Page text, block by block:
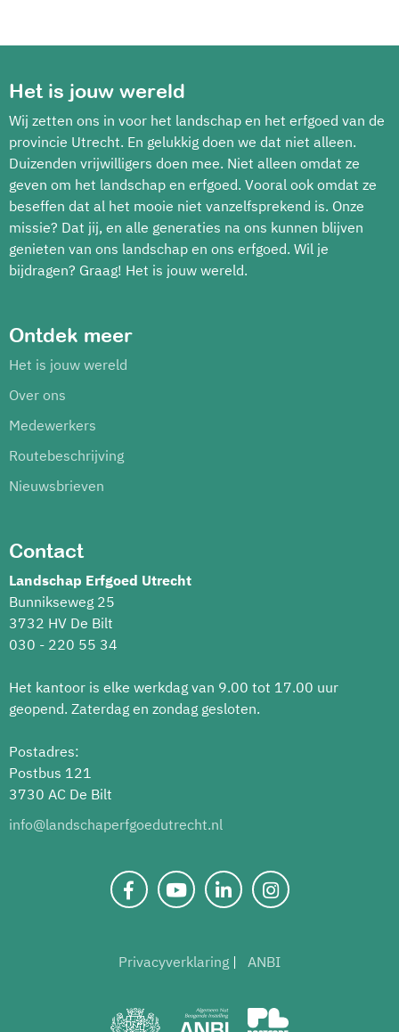
Het is jouw wereld
Wij zetten ons in voor het landschap en het erfgoed van de
provincie Utrecht. En gelukkig doen we dat niet alleen.
Duizenden vrijwilligers doen mee. Niet alleen omdat ze
geven om het landschap en erfgoed. Vooral ook omdat ze
beseffen dat al het mooie niet vanzelfsprekend is. Onze
missie? Dat jij, en alle generaties na ons kunnen blijven
genieten van ons landschap en ons erfgoed. Wil je
bijdragen? Graag! Het is jouw wereld.
Ontdek meer
Het is jouw wereld
Over ons
Medewerkers
Routebeschrijving
Nieuwsbrieven
Contact
Landschap Erfgoed Utrecht
Bunnikseweg 25
3732 HV De Bilt
030 - 220 55 34
Het kantoor is elke werkdag van 9.00 tot 17.00 uur
geopend. Zaterdag en zondag gesloten.
Postadres:
Postbus 121
3730 AC De Bilt
info@landschaperfgoedutrecht.nl
Privacyverklaring ANBI